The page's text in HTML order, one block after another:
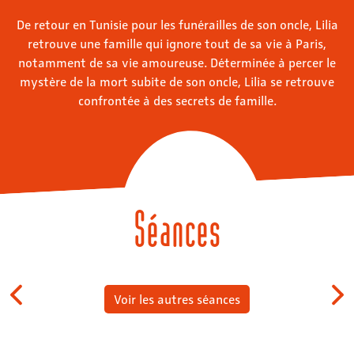
De retour en Tunisie pour les funérailles de son oncle, Lilia
retrouve une famille qui ignore tout de sa vie à Paris,
notamment de sa vie amoureuse. Déterminée à percer le
mystère de la mort subite de son oncle, Lilia se retrouve
confrontée à des secrets de famille.
Séances
Voir les autres séances